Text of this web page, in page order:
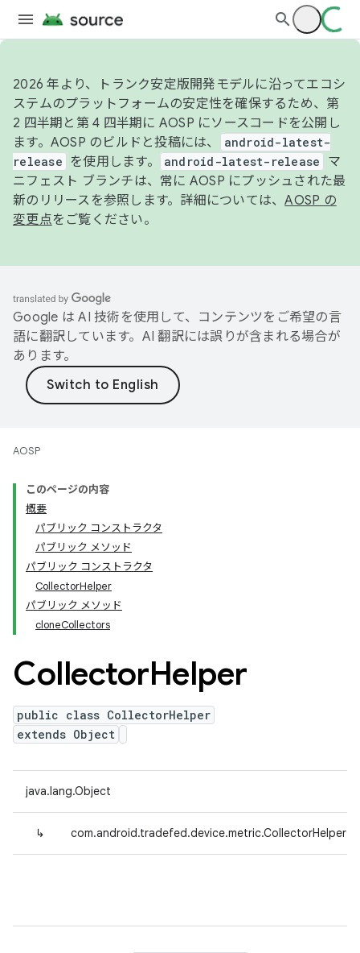
2026 年より、トランク安定版開発モデルに沿ってエコシ
ステムのプラットフォームの安定性を確保するため、第
2 四半期と第 4 四半期に AOSP にソースコードを公開し
ます。AOSP のビルドと投稿には、
android-latest-
release
を使用します。 android-latest-release
マ
ニフェスト ブランチは、常に AOSP にプッシュされた最
新のリリースを参照します。詳細については、AOSP の
変更点をご覧ください。
Google は AI 技術を使用して、コンテンツをご希望の言
語に翻訳しています。AI 翻訳には誤りが含まれる場合が
あります。
AOSP
このページの内容
概要
パブリック コンストラクタ
パブリック メソッド
パブリック コンストラクタ
CollectorHelper
パブリック メソッド
cloneCollectors
CollectorHelper
public class CollectorHelper
extends Object
java.lang.Object
↳ com.android.tradefed.device.metric.CollectorHelper